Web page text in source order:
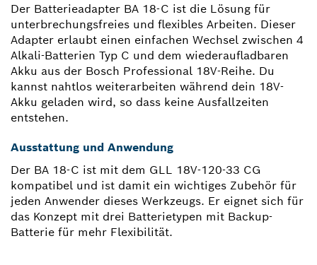
Der Batterieadapter BA 18-C ist die Lösung für
unterbrechungsfreies und flexibles Arbeiten. Dieser
Adapter erlaubt einen einfachen Wechsel zwischen 4
Alkali-Batterien Typ C und dem wiederaufladbaren
Akku aus der Bosch Professional 18V-Reihe. Du
kannst nahtlos weiterarbeiten während dein 18V-
Akku geladen wird, so dass keine Ausfallzeiten
entstehen.
Ausstattung und Anwendung
Der BA 18-C ist mit dem GLL 18V-120-33 CG
kompatibel und ist damit ein wichtiges Zubehör für
jeden Anwender dieses Werkzeugs. Er eignet sich für
das Konzept mit drei Batterietypen mit Backup-
Batterie für mehr Flexibilität.